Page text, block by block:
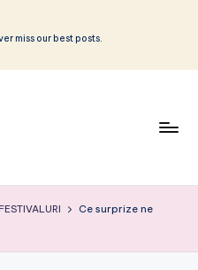
miss our best posts.
Ce surprize ne